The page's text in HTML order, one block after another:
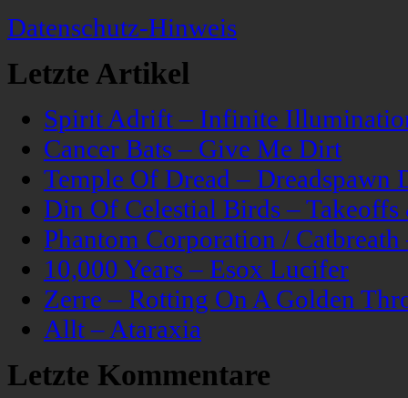
Datenschutz-Hinweis
Letzte Artikel
Spirit Adrift – Infinite
Cancer Bats – Give Me Dirt
Temple Of Dread – Dreadspawn
Din Of Celestial Birds –
Phantom Corporation /
10,000 Years – Esox Lucifer
Zerre – Rotting On A Golden
Allt – Ataraxia
Letzte Kommentare